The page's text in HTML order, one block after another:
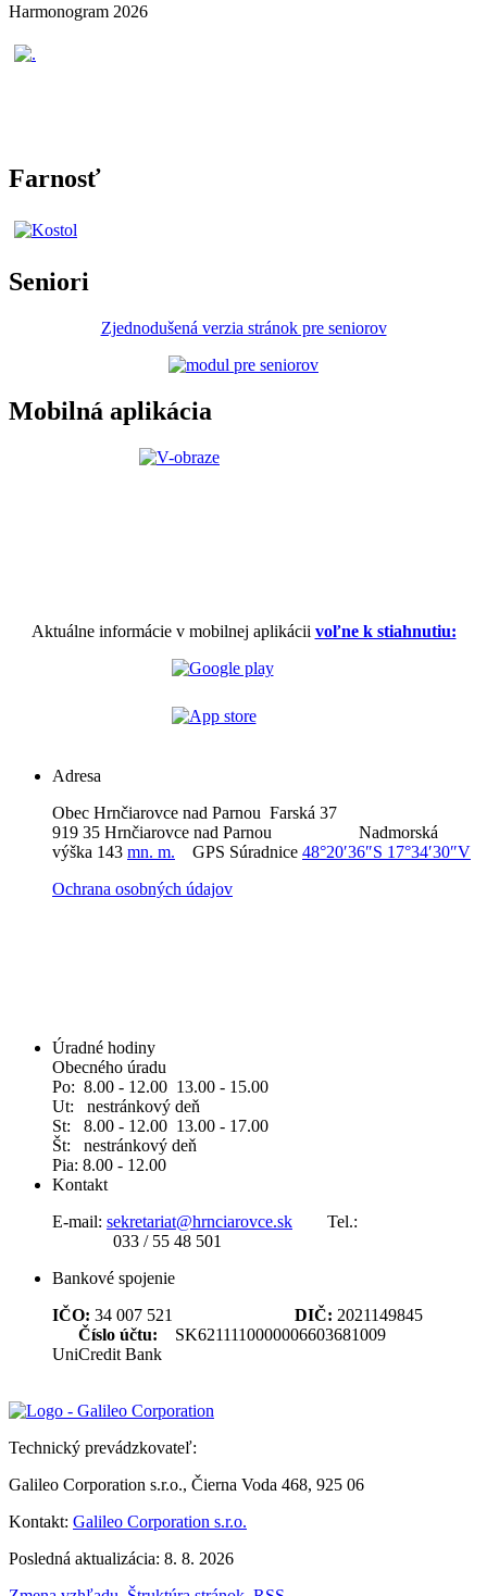
Harmonogram 2026
Farnosť
Seniori
Zjednodušená verzia stránok pre seniorov
Mobilná aplikácia
Aktuálne informácie v mobilnej aplikácii voľne k stiahnutiu:
Adresa
Obec Hrnčiarovce nad Parnou Farská 37
919 35 Hrnčiarovce nad Parnou Nadmorská
výška 143 mn. m. GPS Súradnice 48°20′36″S 17°34′30″V
Ochrana osobných údajov
Úradné hodiny
Obecného úradu
Po: 8.00 - 12.00 13.00 - 15.00
Ut: nestránkový deň
St: 8.00 - 12.00 13.00 - 17.00
Št: nestránkový deň
Pia: 8.00 - 12.00
Kontakt
E-mail: sekretariat@hrnciarovce.sk Tel.:
033 / 55 48 501
Bankové spojenie
IČO: 34 007 521 DIČ: 2021149845
Číslo účtu: SK6211110000006603681009
UniCredit Bank
Technický prevádzkovateľ:
Galileo Corporation s.r.o., Čierna Voda 468, 925 06
Kontakt: Galileo Corporation s.r.o.
Posledná aktualizácia: 8. 8. 2026